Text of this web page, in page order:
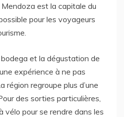
Mendoza est la capitale du
pour les voyageurs
bodega et la dégustation de
expérience à ne pas
région regroupe plus d’une
des sorties particulières,
vélo pour se rendre dans les